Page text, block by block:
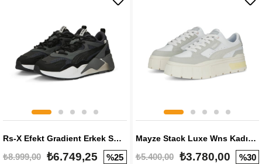
Rs-X Efekt Gradient Erkek Sneaker
₺8.999,00 ₺6.749,25 %25
Mayze Stack Luxe Wns Kadın Sneaker
₺5.400,00 ₺3.780,00 %30